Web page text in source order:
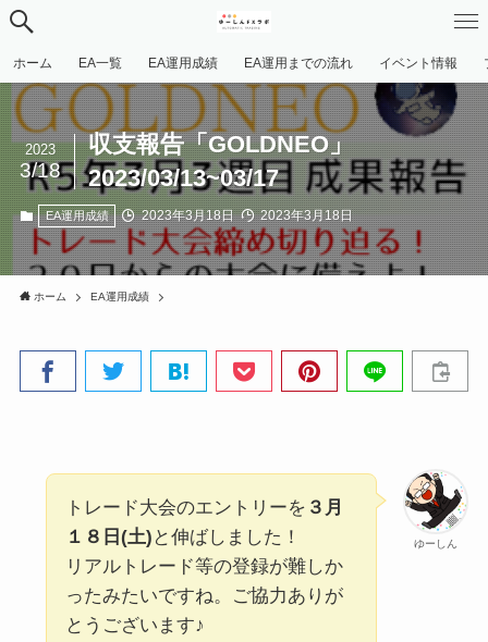
ホーム EA一覧 EA運用成績 EA運用までの流れ イベント情報
収支報告「GOLDNEO」
2023/03/13~03/17
2023
3/18
EA運用成績 2023年3月18日 2023年3月18日
ホーム EA運用成績
ゆーしん
トレード大会のエントリーを ３月
１８日(土) と伸ばしました！
リアルトレード等の登録が難しか
ったみたいですね。ご協力ありが
とうございます♪